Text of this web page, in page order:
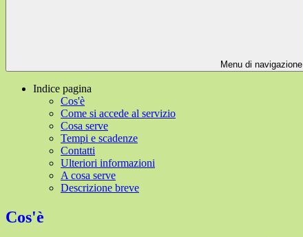
Menu di navigazione
Indice pagina
Cos'è
Come si accede al servizio
Cosa serve
Tempi e scadenze
Contatti
Ulteriori informazioni
A cosa serve
Descrizione breve
Cos'è